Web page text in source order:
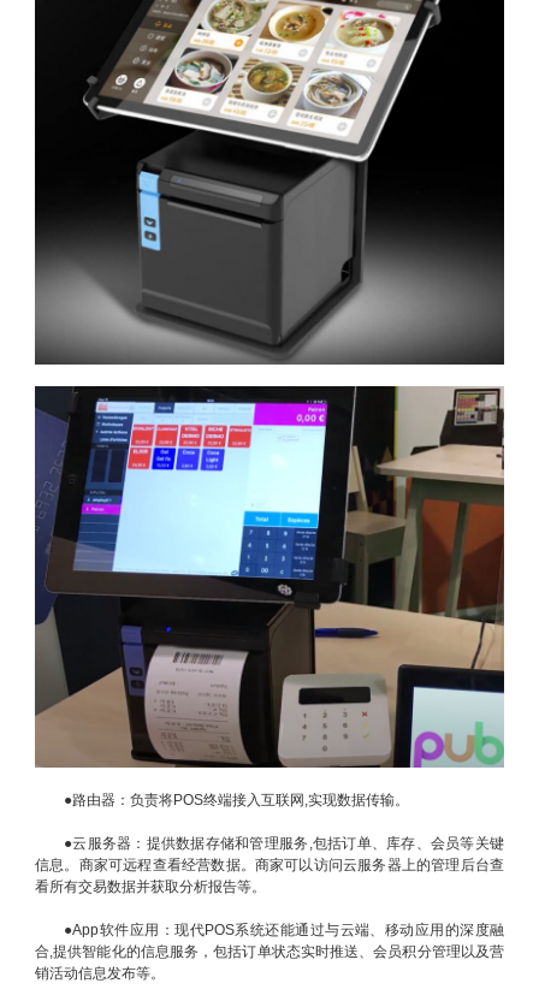
●路由器：负责将POS终端接入互联网,实现数据传输。
●云服务器：提供数据存储和管理服务,包括订单、库存、会员等关键
信息。商家可远程查看经营数据。商家可以访问云服务器上的管理后台查
看所有交易数据并获取分析报告等。
●App软件应用：现代POS系统还能通过与云端、移动应用的深度融
合,提供智能化的信息服务，包括订单状态实时推送、会员积分管理以及营
销活动信息发布等。